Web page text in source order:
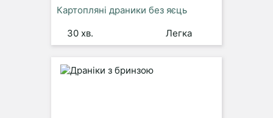
Картопляні драники без яєць
30 хв.
Легка